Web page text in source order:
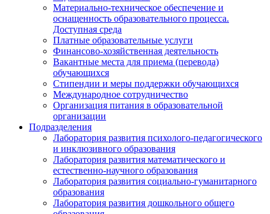
Материально-техническое обеспечение и
оснащенность образовательного процесса.
Доступная среда
Платные образовательные услуги
Финансово-хозяйственная деятельность
Вакантные места для приема (перевода)
обучающихся
Стипендии и меры поддержки обучающихся
Международное сотрудничество
Организация питания в образовательной
организации
Подразделения
Лаборатория развития психолого-педагогического
и инклюзивного образования
Лаборатория развития математического и
естественно-научного образования
Лаборатория развития социально-гуманитарного
образования
Лаборатория развития дошкольного общего